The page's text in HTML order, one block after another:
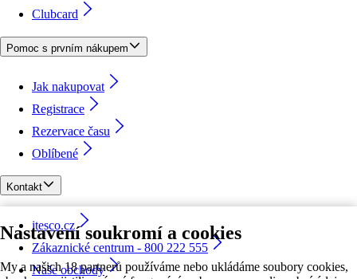
Nastavení soukromí a cookies
My a našich 18 partnerů používáme nebo ukládáme soubory cookies,
Clubcard
Pomoc s prvním nákupem
Jak nakupovat
Registrace
Rezervace času
Oblíbené
Kontakt
itesco.cz
Zákaznické centrum - 800 222 555
Naše obchody